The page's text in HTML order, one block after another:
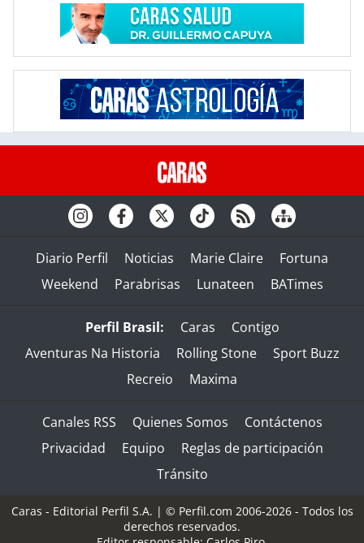
Diario Perfil Noticias Marie Claire
Fortuna
Weekend
Parabrisas Lunateen BATimes
Perfil Brasil: Caras
Contigo
Aventuras Na Historia
Rolling Stone
Sport Buzz
Recreio
Maxima
Canales RSS Quienes Somos
Contáctenos
Privacidad
Equipo
Reglas de participación
Tránsito
Caras - Editorial Perfil S.A. | © Perfil.com 2006-2026 - Todos los
derechos reservados.